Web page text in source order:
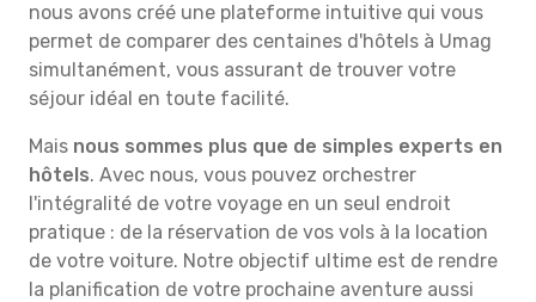
nous avons créé une plateforme intuitive qui vous
permet de comparer des centaines d'hôtels à Umag
simultanément, vous assurant de trouver votre
séjour idéal en toute facilité.
Mais nous sommes plus que de simples experts en
hôtels. Avec nous, vous pouvez orchestrer
l'intégralité de votre voyage en un seul endroit
pratique : de la réservation de vos vols à la location
de votre voiture. Notre objectif ultime est de rendre
la planification de votre prochaine aventure aussi